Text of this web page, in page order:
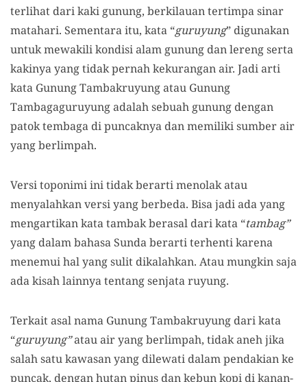
terlihat dari kaki gunung, berkilauantertimpa sinar
matahari. Sementara itu, kata “guruyung” digunakan
untuk mewakilikondisi alam gunung dan lereng serta
kakinyayangtidak pernah kekurangan air. Jadi arti
kata Gunung Tambakruyung atau Gunung
Tambagaguruyung adalah sebuah gunung dengan
patok tembaga di puncaknya dan memiliki sumber air
yang berlimpah.
Versi toponimi ini tidak berarti menolak atau
menyalahkanversi yang berbeda. Bisa jadi ada yang
mengartikan kata tambak berasal dari kata “tambag”
yang dalam bahasa Sunda berarti terhenti karena
menemui hal yang sulit dikalahkan. Ataumungkin saja
ada kisah lainnya tentang senjata ruyung.
Terkait asal nama Gunung Tambakruyung dari kata
“guruyung”atau air yang berlimpah, tidak aneh jika
salah satu kawasan yang dilewati dalam pendakian ke
puncak, dengan hutan pinus dan kebun kopi di kanan-